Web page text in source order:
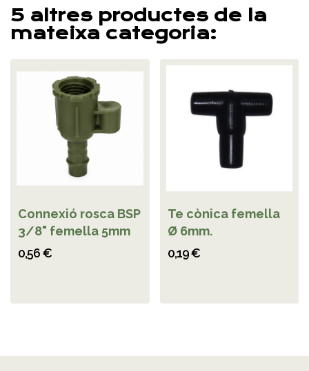
5 altres productes de la
mateixa categoria:
Connexió rosca BSP
3/8" femella 5mm
0,56 €
Te cònica femella
Ø 6mm.
0,19 €